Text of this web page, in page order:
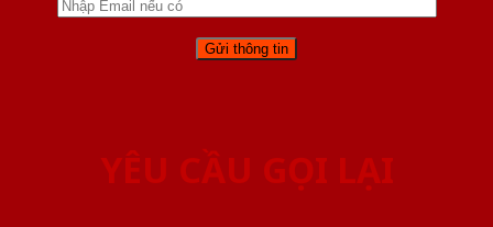
YÊU CẦU GỌI LẠI